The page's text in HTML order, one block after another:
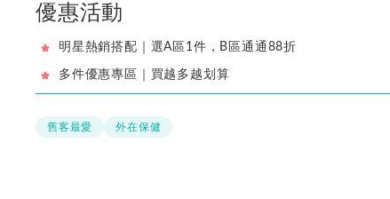
優惠活動
明星熱銷搭配｜選A區1件，B區通通88折
多件優惠專區｜買越多越划算
舊客最愛 外在保健